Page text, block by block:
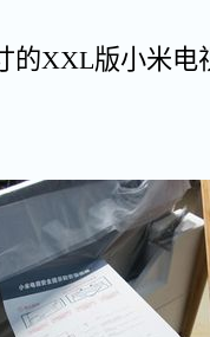
XXL版小米电